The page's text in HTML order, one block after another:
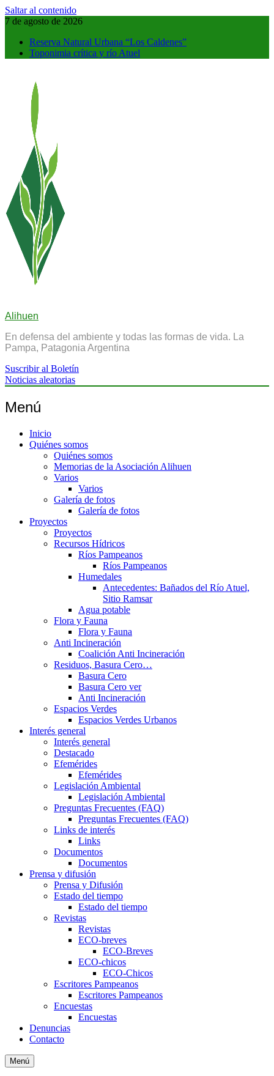
Saltar al contenido
7 de agosto de 2026
Reserva Natural Urbana “Los Caldenes”
Toponimia crítica y río Atuel
Alihuen
En defensa del ambiente y todas las formas de vida. La
Pampa, Patagonia Argentina
Suscribir al Boletín
Noticias aleatorias
Menú
Inicio
Quiénes somos
Quiénes somos
Memorias de la Asociación Alihuen
Varios
Varios
Galería de fotos
Galería de fotos
Proyectos
Proyectos
Recursos Hídricos
Ríos Pampeanos
Ríos Pampeanos
Humedales
Antecedentes: Bañados del Río Atuel,
Sitio Ramsar
Agua potable
Flora y Fauna
Flora y Fauna
Anti Incineración
Coalición Anti Incineración
Residuos, Basura Cero…
Basura Cero
Basura Cero ver
Anti Incineración
Espacios Verdes
Espacios Verdes Urbanos
Interés general
Interés general
Destacado
Efemérides
Efemérides
Legislación Ambiental
Legislación Ambiental
Preguntas Frecuentes (FAQ)
Preguntas Frecuentes (FAQ)
Links de interés
Links
Documentos
Documentos
Prensa y difusión
Prensa y Difusión
Estado del tiempo
Estado del tiempo
Revistas
Revistas
ECO-breves
ECO-Breves
ECO-chicos
ECO-Chicos
Escritores Pampeanos
Escritores Pampeanos
Encuestas
Encuestas
Denuncias
Contacto
Menú